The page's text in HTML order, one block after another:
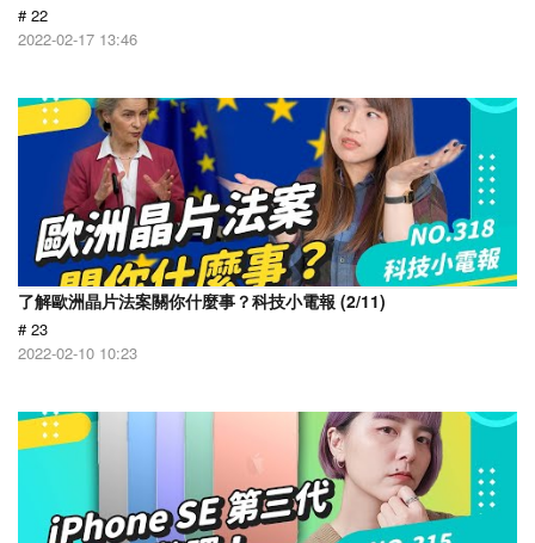
# 22
2022-02-17 13:46
了解歐洲晶片法案關你什麼事？科技小電報 (2/11)
# 23
2022-02-10 10:23